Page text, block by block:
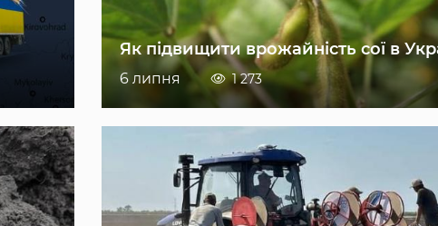
Як підвищити врожайність сої в
6 липня 1 273